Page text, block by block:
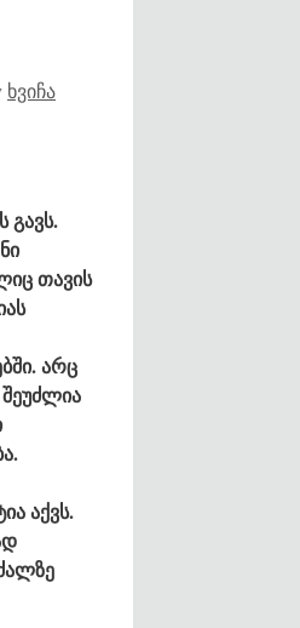
ხვიჩა
გავს.
თავის
არც
აქვს.